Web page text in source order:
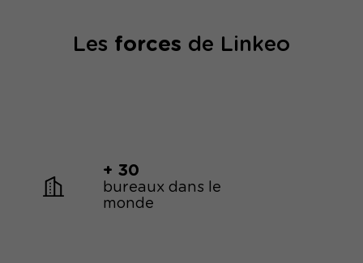
Les forces de Linkeo
+ 30
bureaux dans le
monde